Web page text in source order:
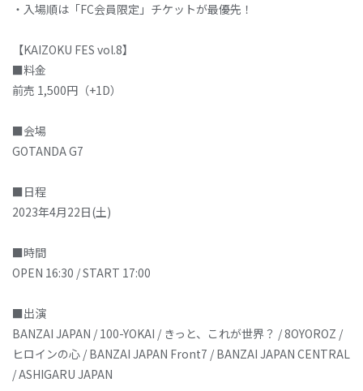
・入場順は「FC会員限定」チケットが最優先！
【KAIZOKU FES vol.8】
■料金
前売 1,500円（+1D）
■会場
GOTANDA G7
■日程
2023年4月22日(土)
■時間
OPEN 16:30 / START 17:00
■出演
BANZAI JAPAN / 100-YOKAI / きっと、これが世界？ / 8OYOROZ /
ヒロインの心 / BANZAI JAPAN Front7 / BANZAI JAPAN CENTRAL
/ ASHIGARU JAPAN